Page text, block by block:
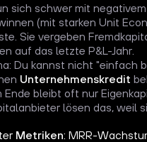
sich schwer mit
(mit starken Unit
Sie vergeben
auf das letzte P&L-Jahr.
Du kannst nicht "einfach
Unternehmenskredit
bleibt oft nur
lösen das, weil
Metriken: MRR-